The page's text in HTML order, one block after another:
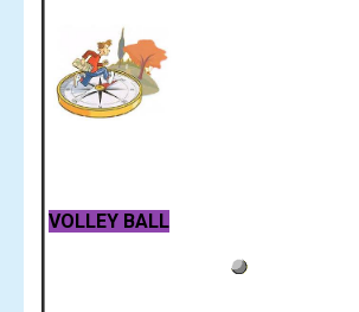
VOLLEY BALL